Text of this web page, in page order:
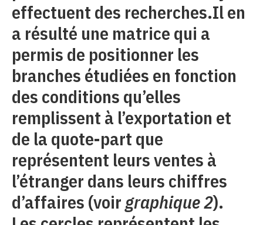
effectuent des recherches.Il en
a résulté une matrice qui a
permis de positionner les
branches étudiées en fonction
des conditions qu’elles
remplissent à l’exportation et
de la quote-part que
représentent leurs ventes à
l’étranger dans leurs chiffres
d’affaires (voir graphique 2).